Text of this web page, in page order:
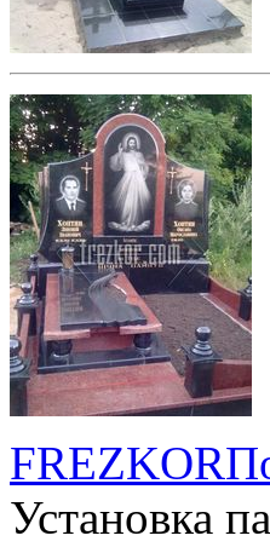
FREZKOR
Установка